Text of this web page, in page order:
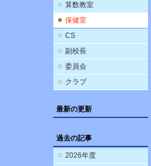
算数教室
保健室
CS
副校長
委員会
クラブ
最新の更新
過去の記事
2026年度